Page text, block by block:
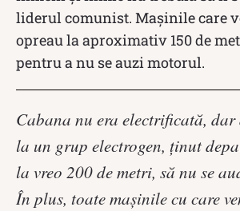
liderul comunist. Mașinile care
opreau la aproximativ 150 de
pentru a nu se auzi motorul.
Cabana nu era electrificată, dar
la un grup electrogen, ţinut
la vreo 200 de metri, să nu se
În plus, toate maşinile cu care